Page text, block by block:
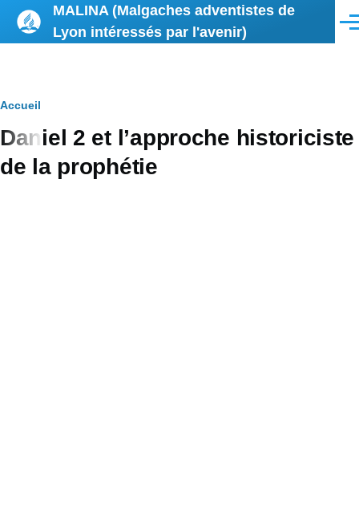
Aller au contenu principal
MALINA (Malgaches adventistes de
Lyon intéressés par l'avenir)
Fil
d'Ariane
Accueil
Daniel 2 et l’approche historiciste
de la prophétie